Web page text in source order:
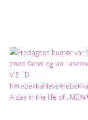
A day in the life